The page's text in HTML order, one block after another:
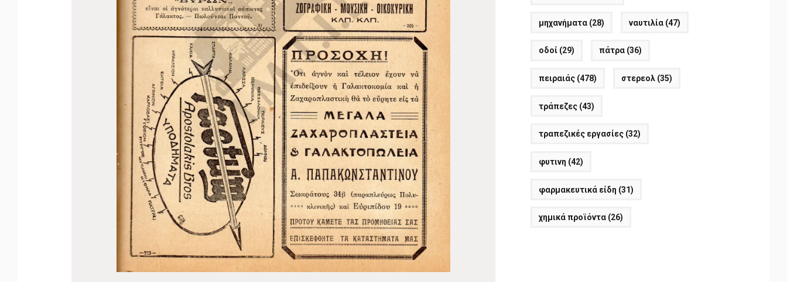
μηχανήματα (28) ναυτιλία (47)
οδοί (29) πάτρα (36)
πειραιάς (478) στερεολ (35)
τράπεζες (43)
τραπεζικές εργασίες (32)
φυτινη (42)
φαρμακευτικά είδη (31)
χημικά προϊόντα (26)